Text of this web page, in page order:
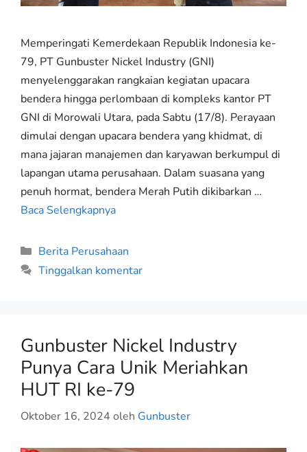
Memperingati Kemerdekaan Republik Indonesia ke-
79, PT Gunbuster Nickel Industry (GNI)
menyelenggarakan rangkaian kegiatan upacara
bendera hingga perlombaan di kompleks kantor PT
GNI di Morowali Utara, pada Sabtu (17/8). Perayaan
dimulai dengan upacara bendera yang khidmat, di
mana jajaran manajemen dan karyawan berkumpul di
lapangan utama perusahaan. Dalam suasana yang
penuh hormat, bendera Merah Putih dikibarkan …
Baca Selengkapnya
Berita Perusahaan
Tinggalkan komentar
Gunbuster Nickel Industry
Punya Cara Unik Meriahkan
HUT RI ke-79
Oktober 16, 2024 oleh Gunbuster